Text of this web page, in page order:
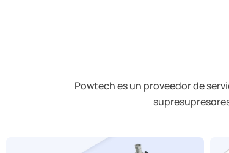
Powtech es un proveedor de